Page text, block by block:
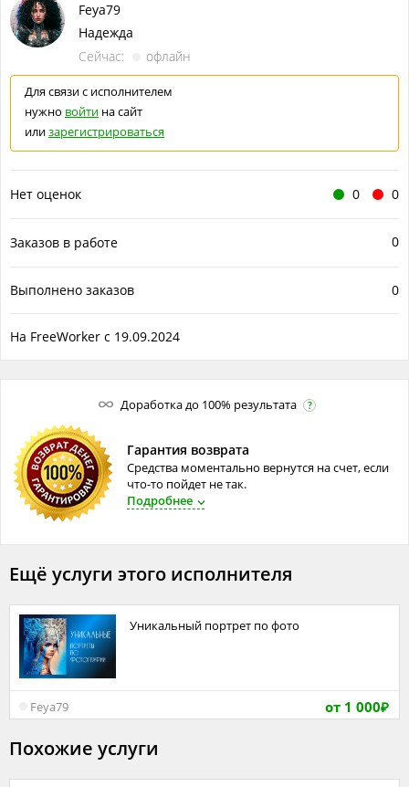
1 иллюстрация с черновыми вариантами
Доработка до 100% результата ?
Гарантия возврата
Средства моментально вернутся на счет, если
что-то пойдет не так.
Подробнее
Feya79
Надежда
Сейчас:
офлайн
Для связи с исполнителем
нужно войти на сайт
илизарегистрироваться
0 0
Нет оценок
0
Заказов в работе
0
Выполнено заказов
На FreeWorker с 19.09.2024
Ещё услуги этого исполнителя
Уникальный портрет по фото
от 1 000₽
Feya79
Похожие услуги